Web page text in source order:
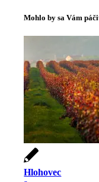
Mohlo by sa Vám
Hlohovec